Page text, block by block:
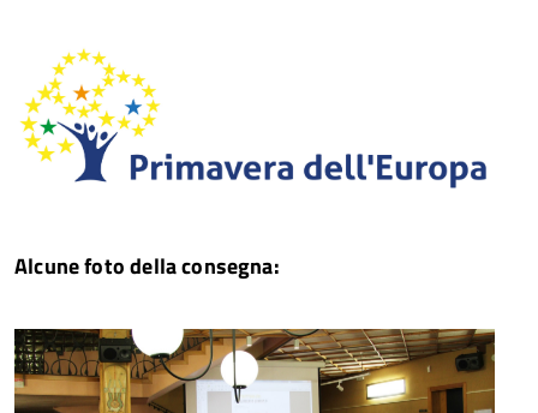
Alcune foto della consegna: